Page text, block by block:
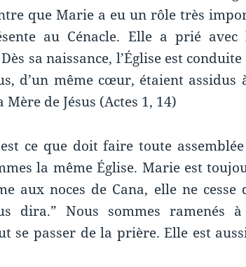
que Marie a eu un rôle très
au Cénacle. Elle a prié
sa naissance, l’Église est
d’un même cœur, étaient assidus
de Jésus (Actes 1, 14)
ce que doit faire toute
la même Église. Marie est
aux noces de Cana, elle ne
dira.” Nous sommes ramenés
se passer de la prière. Elle est